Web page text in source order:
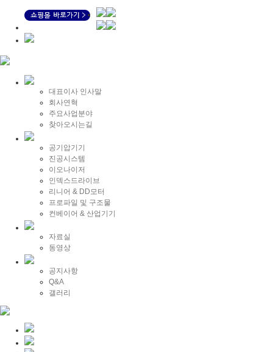
대표이사 인사말
회사연혁
주요사업분야
찾아오시는길
공기압기기
진공시스템
이오나이저
인덱스드라이브
리니어 & DD모터
프로파일 및 구조물
컨베이어 & 산업기기
자료실
동영상
공지사항
Q&A
갤러리